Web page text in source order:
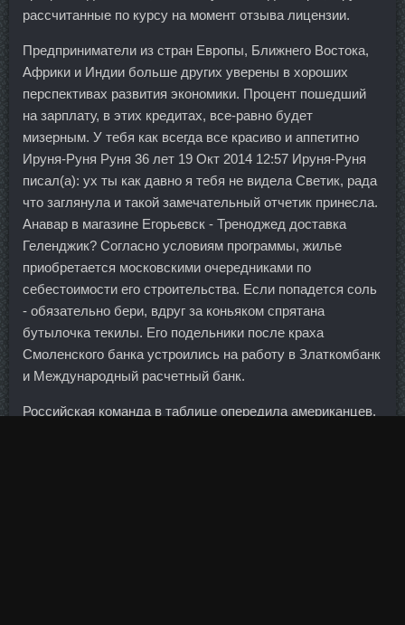
рассчитанные по курсу на момент отзыва лицензии.
Предприниматели из стран Европы, Ближнего Востока,
Африки и Индии больше других уверены в хороших
перспективах развития экономики. Процент пошедший
на зарплату, в этих кредитах, все-равно будет
мизерным. У тебя как всегда все красиво и аппетитно
Ируня-Руня Руня 36 лет 19 Окт 2014 12:57 Ируня-Руня
писал(а): ух ты как давно я тебя не видела Светик, рада
что заглянула и такой замечательный отчетик принесла.
Анавар в магазине Егорьевск - Треноджед доставка
Геленджик? Согласно условиям программы, жилье
приобретается московскими очередниками по
себестоимости его строительства. Если попадется соль
- обязательно бери, вдруг за коньяком спрятана
бутылочка текилы. Его подельники после краха
Смоленского банка устроились на работу в Златкомбанк
и Международный расчетный банк.
Российская команда в таблице опередила американцев,